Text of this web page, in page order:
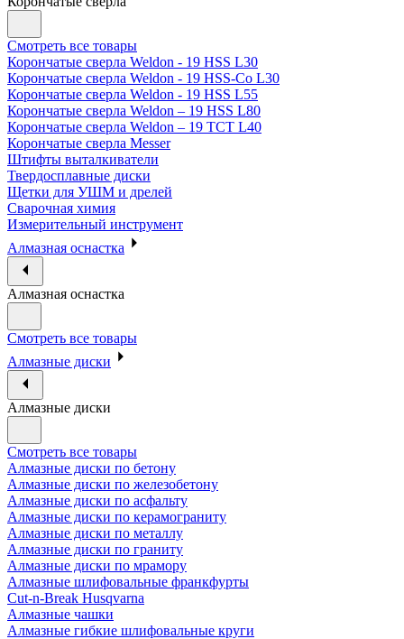
Смотреть все товары
Корончатые сверла Weldon - 19 HSS L30
Корончатые сверла Weldon - 19 HSS-Co L30
Корончатые сверла Weldon - 19 HSS L55
Корончатые сверла Weldon – 19 HSS L80
Корончатые сверла Weldon – 19 TCT L40
Корончатые сверла Messer
Штифты выталкиватели
Твердосплавные диски
Щетки для УШМ и дрелей
Сварочная химия
Измерительный инструмент
Алмазная оснастка
Алмазная оснастка
Смотреть все товары
Алмазные диски
Алмазные диски
Смотреть все товары
Алмазные диски по бетону
Алмазные диски по железобетону
Алмазные диски по асфальту
Алмазные диски по керамограниту
Алмазные диски по металлу
Алмазные диски по граниту
Алмазные диски по мрамору
Алмазные шлифовальные франкфурты
Cut-n-Break Husqvarna
Алмазные чашки
Алмазные гибкие шлифовальные круги